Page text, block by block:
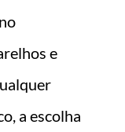
e
a escolha